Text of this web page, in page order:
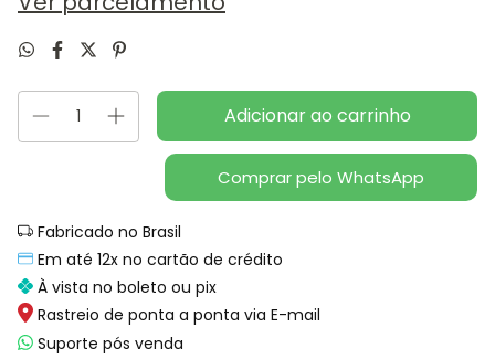
Comprar pelo WhatsApp
Fabricado no Brasil
Em até 12x no cartão de crédito
À vista no boleto ou pix
Rastreio de ponta a ponta via E-mail
Suporte pós venda